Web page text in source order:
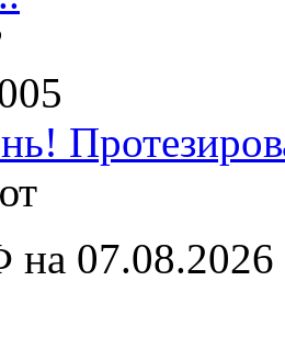
07.08.2026